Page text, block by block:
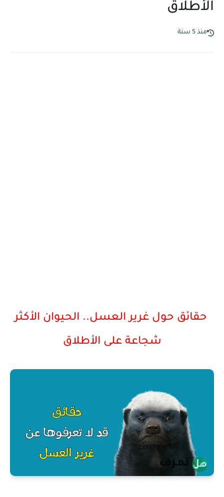
الأطلاق
منذ 5 سنة
حقائق حول غرير العسل.. الحيوان الأكثر
شجاعة على الأطلاق